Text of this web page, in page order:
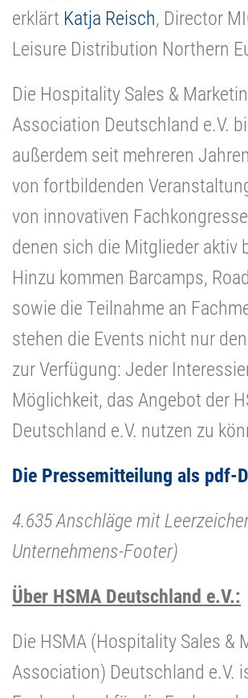
erklärt Katja Reisch, Director
Leisure Distribution Northern
Die Hospitality Sales &
Association Deutschland e.V.
außerdem seit mehreren
von fortbildenden
von innovativen
denen sich die Mitglieder aktiv
Hinzu kommen Barcamps,
sowie die Teilnahme an
stehen die Events nicht nur
zur Verfügung: Jeder
Möglichkeit, das Angebot der
Deutschland e.V. nutzen zu
Die Pressemitteilung als pdf-
4.635 Anschläge mit
Unternehmens-Footer)
Über HSMA Deutschland e.V.:
Die HSMA (Hospitality Sales &
Association) Deutschland e.V.